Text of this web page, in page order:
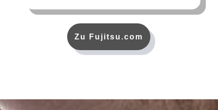
Zu Fujitsu.com